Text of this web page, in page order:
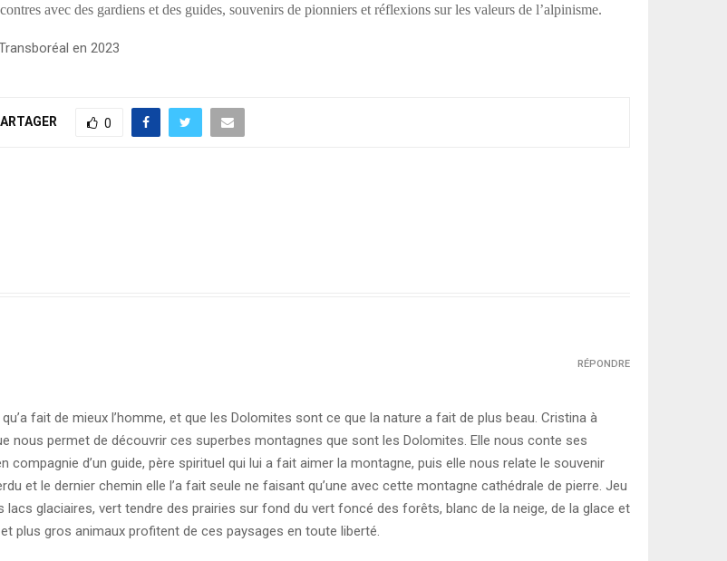
avec des gardiens et des guides, souvenirs de pionniers et réflexions sur les valeurs de l’alpinisme.
en 2023
0
fait de mieux l’homme, et que les Dolomites sont ce que la nature a fait de plus beau. Cristina à
nous permet de découvrir ces superbes montagnes que sont les Dolomites. Elle nous conte ses
compagnie d’un guide, père spirituel qui lui a fait aimer la montagne, puis elle nous relate le souvenir
et le dernier chemin elle l’a fait seule ne faisant qu’une avec cette montagne cathédrale de pierre. Jeu
lacs glaciaires, vert tendre des prairies sur fond du vert foncé des forêts, blanc de la neige, de la glace et
plus gros animaux profitent de ces paysages en toute liberté.
RÉPONDRE